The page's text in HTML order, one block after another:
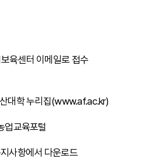
육센터 이메일로 접수
대학 누리집(www.af.ac.kr)
업교육포털
사항에서 다운로드